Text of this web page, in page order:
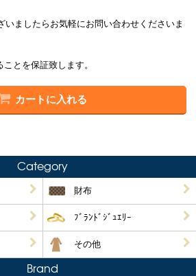
いましたらお気軽にお問い合わせくださいま
とを保証致します。
カートに入れる
Category
財布
ﾌﾞﾗﾝﾄﾞｼﾞｭｴﾘｰ
その他
Brand